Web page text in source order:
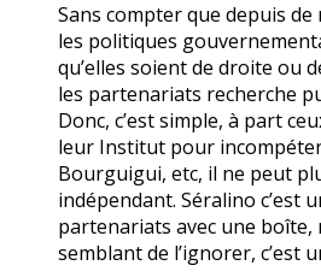
Sans compter que depuis
les politiques
qu’elles soient de droite ou
les partenariats recherche
Donc, c’est simple, à part
leur Institut pour
Bourguigui, etc, il ne peut
indépendant. Séralino c’est
partenariats avec une boîte,
semblant de l’ignorer, c’est